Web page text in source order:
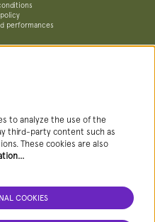
performances
to analyze the use of the
third-party content such as
These cookies are also
COOKIES